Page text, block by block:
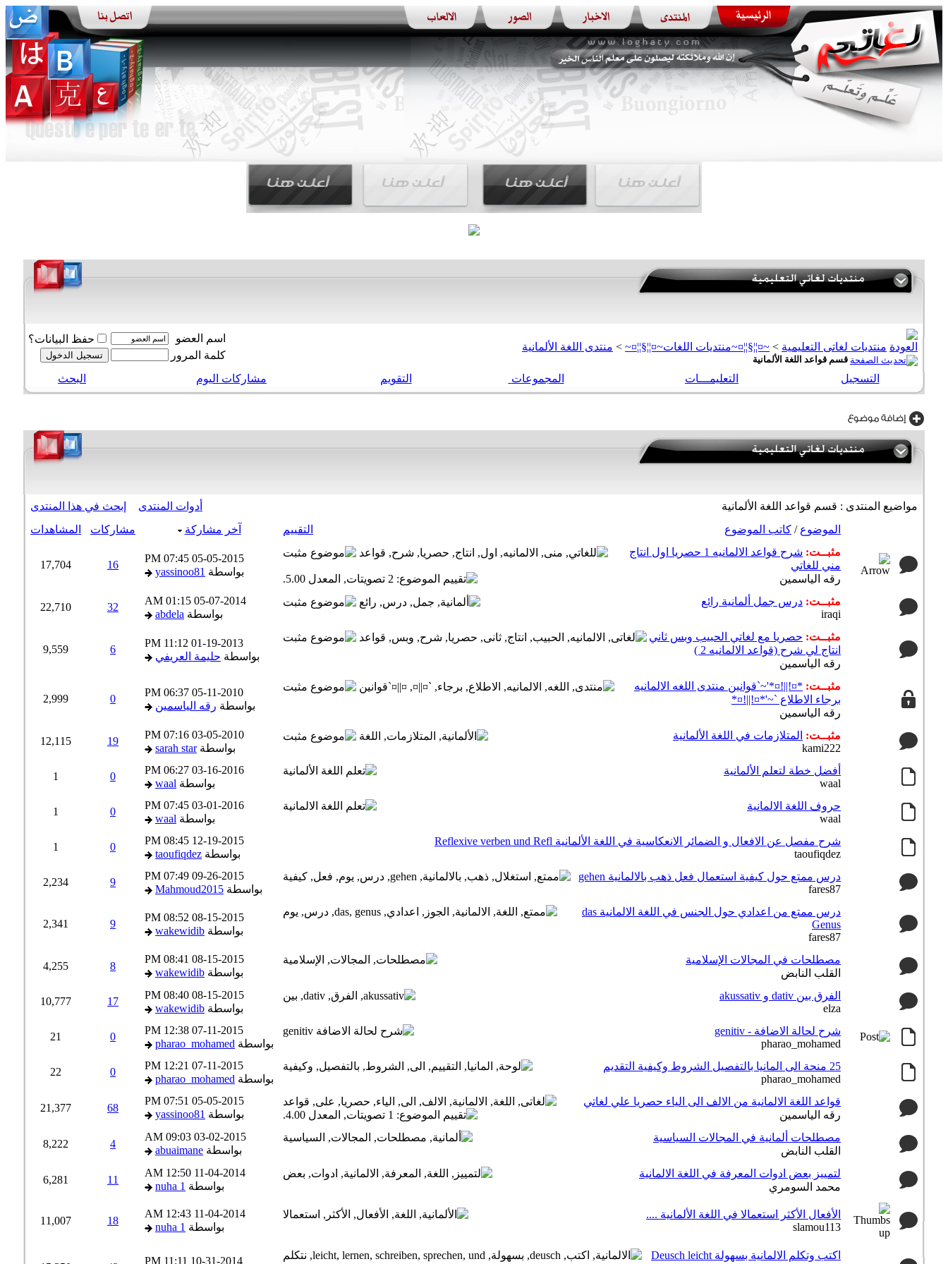
منتديات لغاتى التعليمية > ~¤¦¦§¦¦¤~منتديات اللغات~¤¦¦§¦¦¤~ > منتدى اللغة الألمانية
قسم قواعد اللغة الألمانية
اسم العضو
حفظ البيانات؟
كلمة المرور
التسجيل
التعليمـــات المجموعات التقويم مشاركات اليوم البحث
مواضيع المنتدى : قسم قواعد اللغة الألمانية أدوات المنتدى
إبحث في هذا المنتدى
التقييم
الموضوع / كاتب الموضوع آخر مشاركة مشاركات
المشاهدات
مثبــت:
شرح قواعد الالمانيه 1 حصريا اول انتاج
مني للغاتي
رقه الياسمين
05-05-2015
07:45 PM
بواسطة yassinoo81
16
17,704
مثبــت: درس جمل ألمانية رائع
iraqi
05-07-2014
01:15 AM
بواسطة abdela
32
22,710
مثبــت: حصريا مع لغاتي الحبيب وبس ثاني
انتاج لي شرح (قواعد الالمانيه 2 )
رقه الياسمين
01-19-2013
11:12 PM
بواسطة حليمة العريفي
6
9,559
مثبــت: *¤!||!¤*'~`قوانين منتدى اللغه الالمانيه
برجاء الاطلاع `~'*¤!||!¤*
رقه الياسمين
05-11-2010
06:37 PM
بواسطة رقه الياسمين
0
2,999
مثبــت: المتلازمات في اللغة الألمانية
kami222
03-05-2010
07:16 PM
بواسطةsarah star
19
12,115
أفضل خطة لتعلم الألمانية
waal
03-16-2016
06:27 PM
بواسطة waal
0
1
حروف اللغة الالمانية
waal
03-01-2016
07:45 PM
بواسطة waal
0
1
شرح مفصل عن الافعال و الضمائر الانعكاسية في اللغة الألمانية Reflexive verben und Refl
taoufiqdez
12-19-2015
08:45 PM
بواسطة taoufiqdez
0
1
درس ممتع حول كيفية استعمال فعل ذهب بالالمانية gehen
fares87
09-26-2015
07:49 PM
بواسطة Mahmoud2015
9
2,234
درس ممتع من اعدادي حول الجنس في اللغة الالمانية das
Genus
fares87
08-15-2015
08:52 PM
بواسطة wakewidib
9
2,341
مصطلحات في المجالات الإسلامية
القلب النابض
08-15-2015
08:41 PM
بواسطة wakewidib
8
4,255
الفرق بين dativ و akussativ
elza
08-15-2015
08:40 PM
بواسطة wakewidib
17
10,777
شرح لحالة الاضافة - genitiv
pharao_mohamed
07-11-2015
12:38 PM
بواسطة pharao_mohamed
0
21
25 منحة الى المانيا بالتفصيل الشروط وكيفية التقديم
pharao_mohamed
07-11-2015
12:21 PM
بواسطة pharao_mohamed
0
22
قواعد اللغة الالمانية من الالف الى الياء حصريا علي لغاتي
رقه الياسمين
05-05-2015
07:51 PM
بواسطة yassinoo81
68
21,377
مصطلحات ألمانية في المجالات السياسية
القلب النابض
03-02-2015
09:03 AM
بواسطة abuaimane
4
8,222
لتمييز بعض ادوات المعرفة في اللغة الالمانية
محمد السومري
11-04-2014
12:50 AM
بواسطة nuha 1
11
6,281
الأفعال الأكثر استعمالا في اللغة الألمانية ....
slamou113
11-04-2014
12:43 AM
بواسطة nuha 1
18
11,007
اكتب وتكلم الالمانية بسهولة Deusch leicht
10-31-2014
11:11 PM